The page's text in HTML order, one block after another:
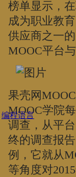
编程语言
榜单显示，
成为职业教
供应商之一
MOOC平台
果壳网
MOOC学院
调查，从平
终的调查报
例，它就从
等角度对